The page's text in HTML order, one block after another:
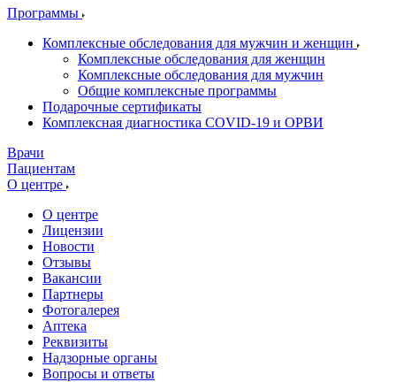
Программы
Комплексные обследования для мужчин и женщин
Комплексные обследования для женщин
Комплексные обследования для мужчин
Общие комплексные программы
Подарочные сертификаты
Комплексная диагностика COVID-19 и ОРВИ
Врачи
Пациентам
О центре
О центре
Лицензии
Новости
Отзывы
Вакансии
Партнеры
Фотогалерея
Аптека
Реквизиты
Надзорные органы
Вопросы и ответы